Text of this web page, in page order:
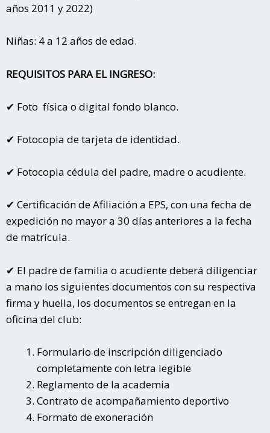
años 2011 y 2022)
Niñas: 4 a 12 años de edad.
REQUISITOS PARA EL INGRESO:
✔︎ Foto física o digital fondo blanco.
✔︎ Fotocopia de tarjeta de identidad.
✔︎ Fotocopia cédula del padre, madre o acudiente.
✔︎ Certificación de Afiliación a EPS, con una fecha de
expedición no mayor a 30 días anteriores a la fecha
de matrícula.
✔︎ El padre de familia o acudiente deberá diligenciar
a mano los siguientes documentos con su respectiva
firma y huella, los documentos se entregan en la
oficina del club:
Formulario de inscripción diligenciado
completamente con letra legible
Reglamento de la academia
Contrato de acompañamiento deportivo
Formato de exoneración